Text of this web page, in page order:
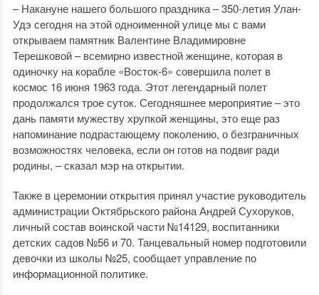
– Накануне нашего большого праздника – 350-летия Улан-
Удэ сегодня на этой одноименной улице мы с вами
открываем памятник Валентине Владимировне
Терешковой – всемирно известной женщине, которая в
одиночку на корабле «Восток-6» совершила полет в
космос 16 июня 1963 года. Этот легендарный полет
продолжался трое суток. Сегодняшнее мероприятие – это
дань памяти мужеству хрупкой женщины, это еще раз
напоминание подрастающему поколению, о безграничных
возможностях человека, если он готов на подвиг ради
родины, – сказал мэр на открытии.
Также в церемонии открытия принял участие руководитель
администрации Октябрьского района Андрей Сухоруков,
личный состав воинской части №14129, воспитанники
детских садов №56 и 70. Танцевальный номер подготовили
девочки из школы №25, сообщает управление по
информационной политике.